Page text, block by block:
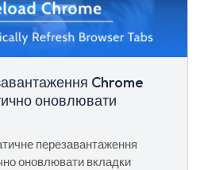
Chrome
оновлювати
перезавантаження
оновлювати вкладки